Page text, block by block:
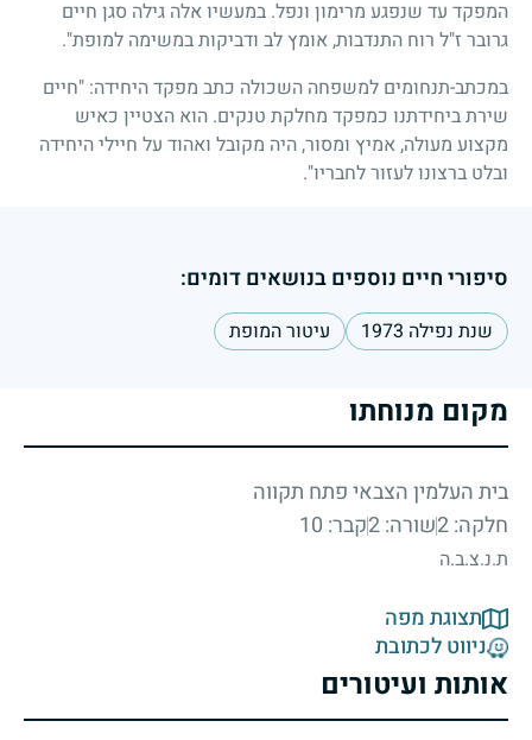
המפקד עד שנפגע מרימון ונפל. במעשיו אלה גילה סגן חיים
גרובר ז"ל רוח התנדבות, אומץ לב ודביקות במשימה למופת".
במכתב-תנחומים למשפחה השכולה כתב מפקד היחידה: "חיים
שירת ביחידתנו כמפקד מחלקת טנקים. הוא הצטיין כאיש
מקצוע מעולה, אמיץ ומסור, היה מקובל ואהוד על חיילי היחידה
ובלט ברצונו לעזור לחבריו".
סיפורי חיים נוספים בנושאים דומים:
שנת נפילה 1973 עיטור המופת
מקום מנוחתו
בית העלמין הצבאי פתח תקווה
חלקה: 2
שורה: 2 קבר: 10
ת.נ.צ.ב.ה
תצוגת מפה
ניווט לכתובת
אותות ועיטורים